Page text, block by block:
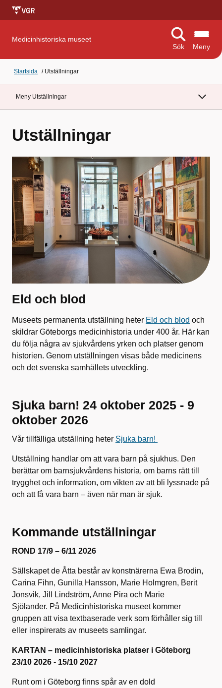
Medicinhistoriska museet
Sök
Meny
Startsida / Utställningar
Meny Utställningar
Utställningar
Eld och blod
Museets permanenta utställning heter Eld och blod och
skildrar Göteborgs medicinhistoria under 400 år. Här kan
du följa några av sjukvårdens yrken och platser genom
historien. Genom utställningen visas både medicinens
och det svenska samhällets utveckling.
Sjuka barn! 24 oktober 2025 - 9
oktober 2026
Vår tillfälliga utställning heter Sjuka barn!
Utställning handlar om att vara barn på sjukhus. Den
berättar om barnsjukvårdens historia, om barns rätt till
trygghet och information, om vikten av att bli lyssnade på
och att få vara barn – även när man är sjuk.
Kommande utställningar
ROND 17/9 – 6/11 2026
Sällskapet de Åtta består av konstnärerna Ewa Brodin,
Carina Fihn, Gunilla Hansson, Marie Holmgren, Berit
Jonsvik, Jill Lindström, Anne Pira och Marie
Sjölander. På Medicinhistoriska museet kommer
gruppen att visa textbaserade verk som förhåller sig till
eller inspirerats av museets samlingar.
KARTAN – medicinhistoriska platser i Göteborg
23/10 2026 - 15/10 2027
Runt om i Göteborg finns spår av en dold